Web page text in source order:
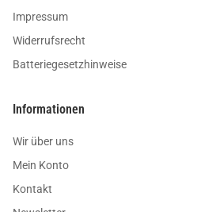
Impressum
Widerrufsrecht
Batteriegesetzhinweise
Informationen
Wir über uns
Mein Konto
Kontakt